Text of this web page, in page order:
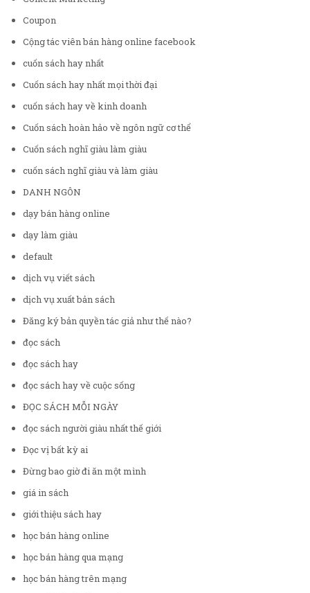
Coupon
Cộng tác viên bán hàng online facebook
cuốn sách hay nhất
Cuốn sách hay nhất mọi thời đại
cuốn sách hay về kinh doanh
Cuốn sách hoàn hảo về ngôn ngữ cơ thể
Cuốn sách nghĩ giàu làm giàu
cuốn sách nghĩ giàu và làm giàu
DANH NGÔN
dạy bán hàng online
dạy làm giàu
default
dịch vụ viết sách
dịch vụ xuất bản sách
Đăng ký bản quyền tác giả như thế nào?
đọc sách
đọc sách hay
đọc sách hay về cuộc sống
ĐỌC SÁCH MỖI NGÀY
đọc sách người giàu nhất thế giới
Đọc vị bất kỳ ai
Đừng bao giờ đi ăn một mình
giá in sách
giới thiệu sách hay
học bán hàng online
học bán hàng qua mạng
học bán hàng trên mạng